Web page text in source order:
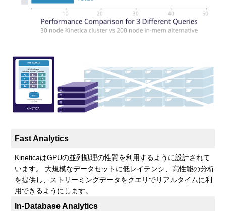
Fast Analytics
KineticaはGPUの並列処理の性質を利用するように設計されて
います。 大規模なデータセットに低レイテンシ、高性能の分析
を提供し、ストリーミングデータをクエリでリアルタイムに利
用できるようにします。
In-Database Analytics